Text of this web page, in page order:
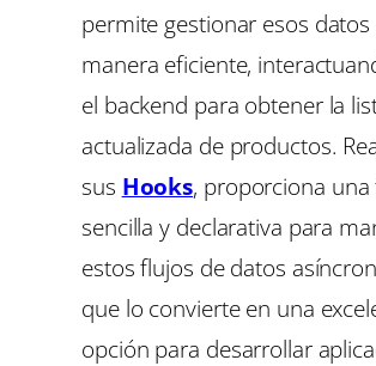
permite gestionar esos datos
manera eficiente,
el backend para obtener la
actualizada de productos.
sus Hooks, proporciona
sencilla y declarativa para
estos flujos de datos
que lo convierte en una
opción para desarrollar